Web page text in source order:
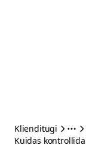
Klienditugi
Kuidas